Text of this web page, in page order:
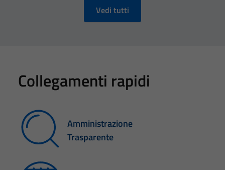
Vedi tutti
Collegamenti rapidi
Amministrazione
Trasparente